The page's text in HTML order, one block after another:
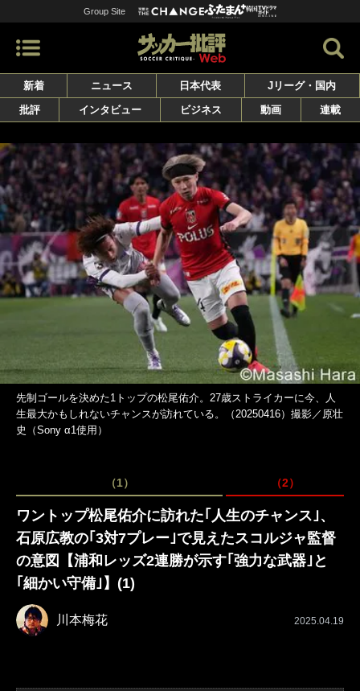
Group Site
新着 ニュース 日本代表
Jリーグ・国内
批評
インタビュー ビジネス 動画 連載
先制ゴールを決めた1トップの松尾佑介。27歳ストライカーに今、人
生最大かもしれないチャンスが訪れている。（20250416）撮影／原壮
史（Sony α1使用）
（1） （2）
ワントップ松尾佑介に訪れた｢人生のチャンス｣、
石原広教の｢3対7プレー｣で見えたスコルジャ監督
の意図【浦和レッズ2連勝が示す｢強力な武器｣と
｢細かい守備｣】(1)
川本梅花 2025.04.19